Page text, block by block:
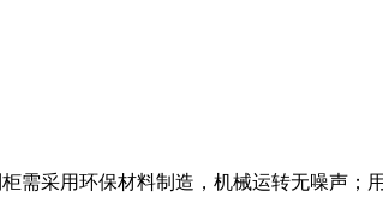
需采用环保材料制造，机械运转无噪声；